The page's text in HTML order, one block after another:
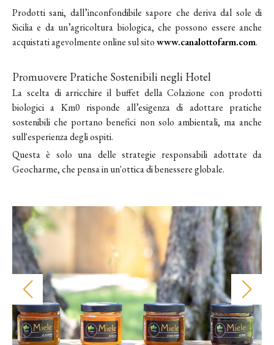
Prodotti sani, dall’inconfondibile sapore che deriva dal sole di
Sicilia e da un’agricoltura biologica, che possono essere anche
acquistati agevolmente online sul sitowww.canalottofarm.com.
Promuovere Pratiche Sostenibili negli Hotel
La scelta di arricchire il buffet della Colazione con prodotti
biologici a Km0 risponde all’esigenza di adottare pratiche
sostenibili che portano benefici non solo ambientali, ma anche
sull'esperienza degli ospiti.
Questa è solo una delle strategie responsabili adottate da
Geocharme, che pensa in un'ottica di benessere globale.